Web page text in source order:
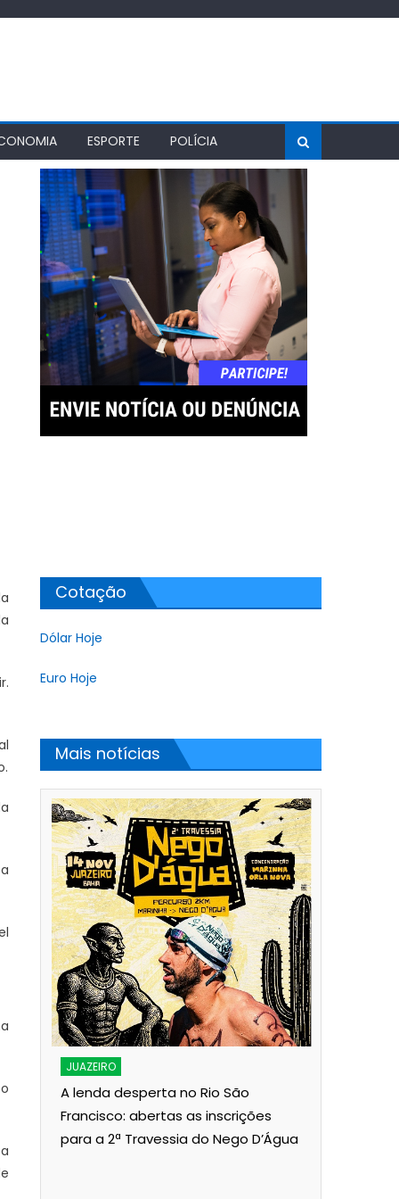
ESPORTE POLÍCIA
Cotação
Dólar Hoje
Euro Hoje
Mais notícias
JUAZEIRO
A lenda desperta no Rio São
Francisco: abertas as inscrições
para a 2ª Travessia do Nego D’Água